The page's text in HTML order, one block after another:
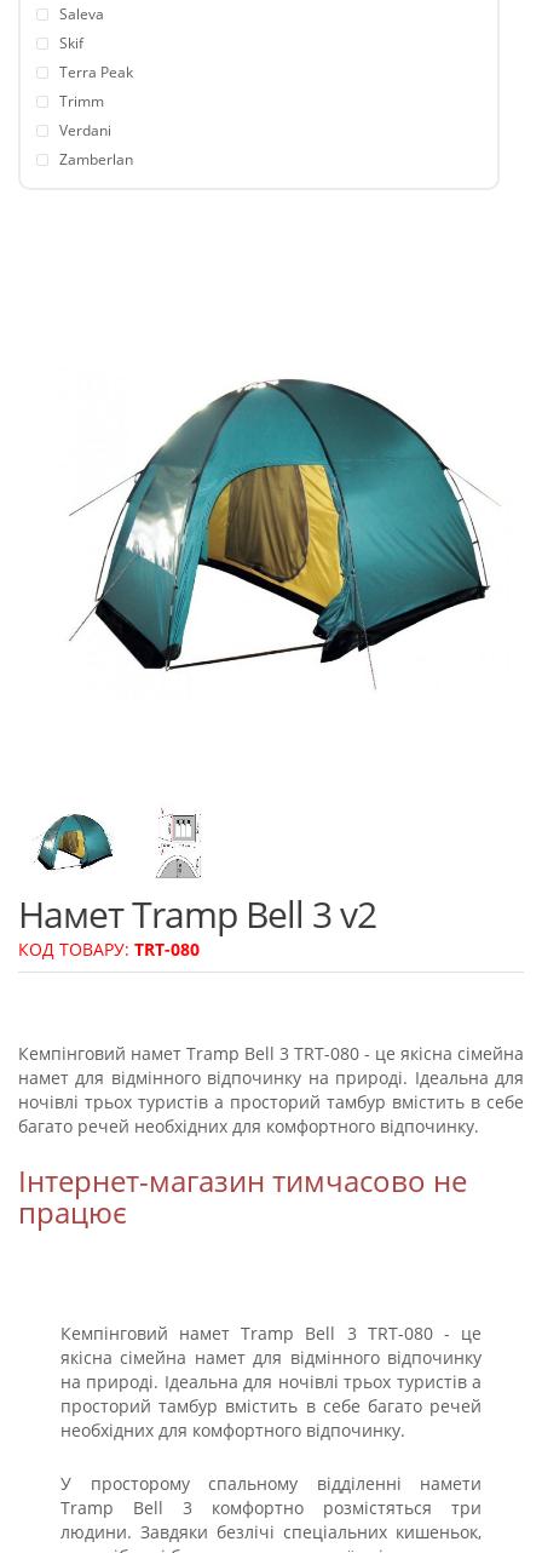
Saleva
Skif
Terra Peak
Trimm
Verdani
Zamberlan
Намет Tramp Bell 3 v2
КОД ТОВАРУ: TRT-080
Кемпінговий намет Tramp Bell 3 TRT-080 - це якісна сімейна
намет для відмінного відпочинку на природі. Ідеальна для
ночівлі трьох туристів а просторий тамбур вмістить в себе
багато речей необхідних для комфортного відпочинку.
Інтернет-магазин тимчасово не
працює
Кемпінговий намет Tramp Bell 3 TRT-080 - це
якісна сімейна намет для відмінного відпочинку
на природі. Ідеальна для ночівлі трьох туристів а
просторий тамбур вмістить в себе багато речей
необхідних для комфортного відпочинку.
У просторому спальному відділенні намети
Tramp Bell 3 комфортно розмістяться три
людини. Завдяки безлічі спеціальних кишеньок,